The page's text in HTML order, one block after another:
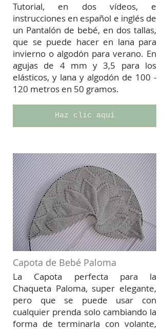
Tutorial, en dos vídeos, e
instrucciones en español e inglés de
un Pantalón de bebé, en dos tallas,
que se puede hacer en lana para
invierno o algodón para verano. En
agujas de 4 mm y 3,5 para los
elásticos, y lana y algodón de 100 -
120 metros en 50 gramos.
Haz clic aquí
Capota de Bebé Paloma
La Capota perfecta para la
Chaqueta Paloma, super elegante,
pero que se puede usar con
cualquier prenda solo cambiando la
forma de terminarla con volante,